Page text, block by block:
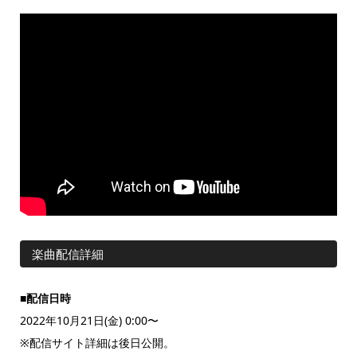
楽曲配信詳細
■配信日時
2022年10月21日(金) 0:00〜
※配信サイト詳細は後日公開。